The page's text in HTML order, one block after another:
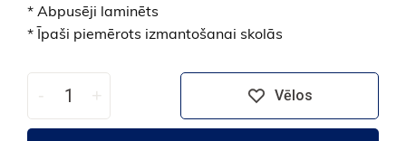
* Abpusēji laminēts
* Īpaši piemērots izmantošanai skolās
- + Vēlos